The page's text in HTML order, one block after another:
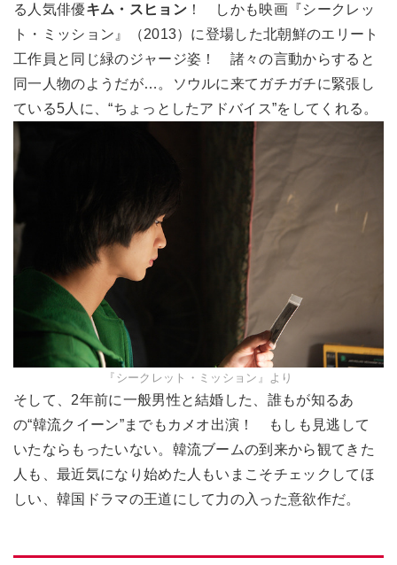
る人気俳優キム・スヒョン！ しかも映画『シークレッ
ト・ミッション』（2013）に登場した北朝鮮のエリート
工作員と同じ緑のジャージ姿！ 諸々の言動からすると
同一人物のようだが…。ソウルに来てガチガチに緊張し
ている5人に、“ちょっとしたアドバイス”をしてくれる。
『シークレット・ミッション』より
そして、2年前に一般男性と結婚した、誰もが知るあ
の“韓流クイーン”までもカメオ出演！ もしも見逃して
いたならもったいない。韓流ブームの到来から観てきた
人も、最近気になり始めた人もいまこそチェックしてほ
しい、韓国ドラマの王道にして力の入った意欲作だ。